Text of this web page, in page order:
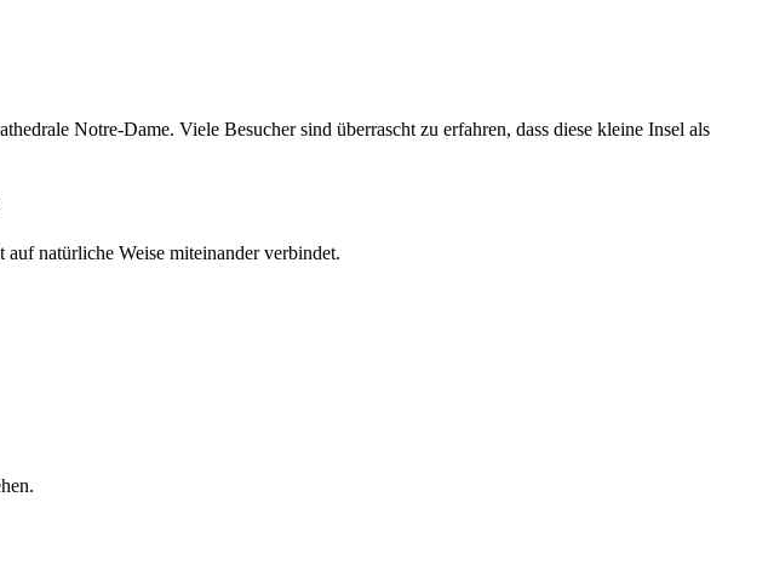
Notre-Dame. Viele Besucher sind überrascht zu erfahren, dass diese kleine Insel als
natürliche Weise miteinander verbindet.